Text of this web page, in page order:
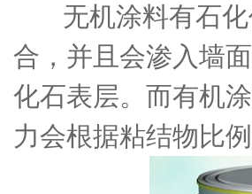
无机涂料有石化
合，并且会渗入墙
化石表层。而有机
力会根据粘结物比